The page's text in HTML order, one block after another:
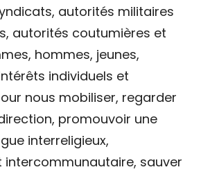
autorités militaires
autorités coutumières et
hommes, jeunes,
individuels et
nous mobiliser, regarder
promouvoir une
interreligieux,
intercommunautaire, sauver